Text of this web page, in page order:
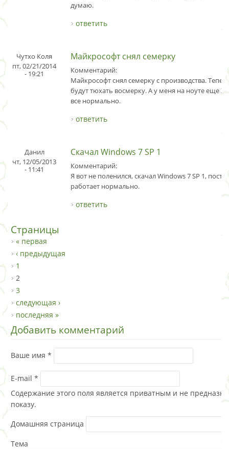
думаю.
ответить
Чутхо Коля
пт, 02/21/2014
- 19:21
Майкрософт снял семерку
Комментарий:
Майкрософт снял семерку с производства.
будут тюхать восмерку. А у меня на ноуте еще
все нормально.
ответить
Данил
чт, 12/05/2013
- 11:41
Скачал Windows 7 SP 1
Комментарий:
Я вот не поленился, скачал Windows 7 SP 1,
работает нормально.
ответить
Страницы
« первая
‹ предыдущая
1
2
3
следующая ›
последняя »
Добавить комментарий
Ваше имя *
E-mail *
Содержание этого поля является приватным и не
показу.
Домашняя страница
Тема